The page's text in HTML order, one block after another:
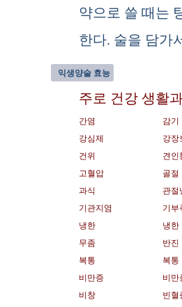
약으로 쓸 때는
한다. 술을 담가
익생양술 효능
주로 건강 생활
간염
감기
강심제
강장
건위
견인
고혈압
골절
과식
관절
기관지염
기부
냉한
냉한
무좀
반진
복통
복통
비만증
비만
비창
빈혈